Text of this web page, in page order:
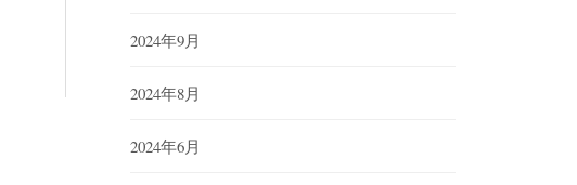
2024年9月
2024年8月
2024年6月